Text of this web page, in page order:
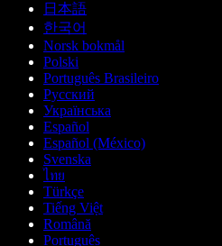
日本語
한국어
Norsk bokmål
Polski
Português Brasileiro
Русский
Українська
Español
Español (México)
Svenska
ไทย
Türkçe
Tiếng Việt
Română
Português